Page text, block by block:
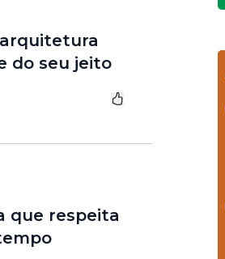
arquitetura
do seu jeito
que respeita